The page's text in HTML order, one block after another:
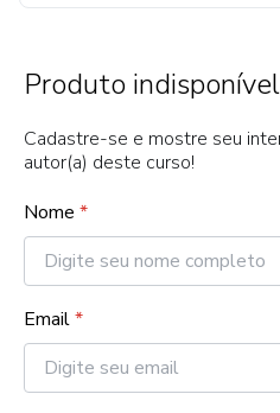
Produto indisponível
Cadastre-se e mostre seu
autor(a) deste curso!
Nome *
Email*